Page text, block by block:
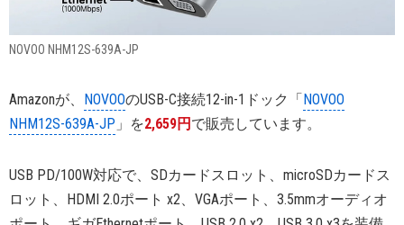
NOVOO NHM12S-639A-JP
Amazonが、 NOVOOのUSB-C接続12-in-1ドック「NOVOO
NHM12S-639A-JP 」を2,659円 で販売しています。
USB PD/100W対応で、SDカードスロット、microSDカードス
ロット、HDMI 2.0ポート x2、VGAポート、3.5mmオーディオ